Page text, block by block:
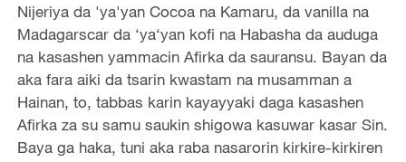
Nijeriya da 'ya'yan Cocoa na Kamaru, da vanilla na
Madagarscar da ‘ya‘yan kofi na Habasha da auduga
na kasashen yammacin Afirka da sauransu. Bayan da
aka fara aiki da tsarin kwastam na musamman a
Hainan, to, tabbas karin kayayyaki daga kasashen
Afirka za su samu saukin shigowa kasuwar kasar Sin.
Baya ga haka, tuni aka raba nasarorin kirkire-kirkiren